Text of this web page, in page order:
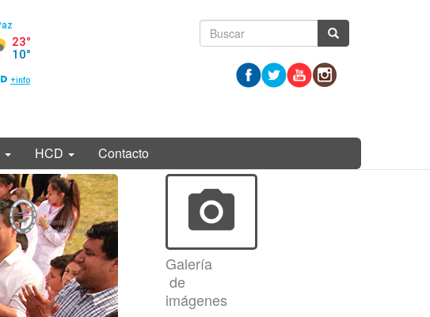
Formulario
búsqueda
HCD Contacto
photo_camera
Galería
de
imágenes